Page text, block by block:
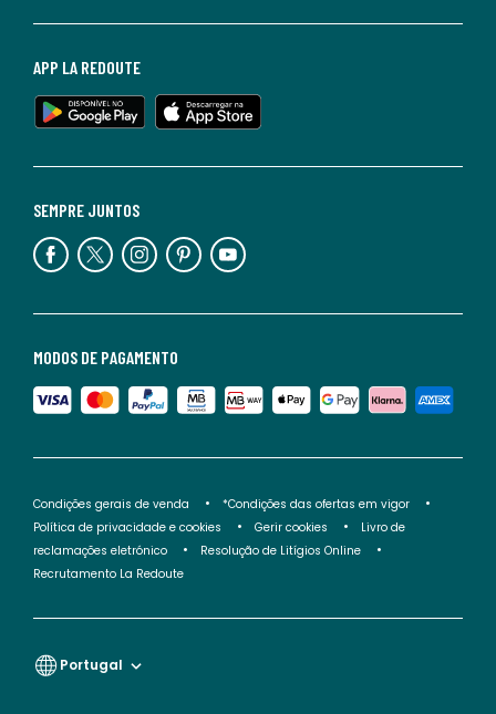
MODOS DE PAGAMENTO
SEMPRE JUNTOS
APP LA REDOUTE
Condições gerais de venda
*Condições das ofertas em vigor
Política de privacidade e cookies
Gerir cookies
Livro de
reclamações eletrónico
Resolução de Litígios Online
Recrutamento La Redoute
Portugal